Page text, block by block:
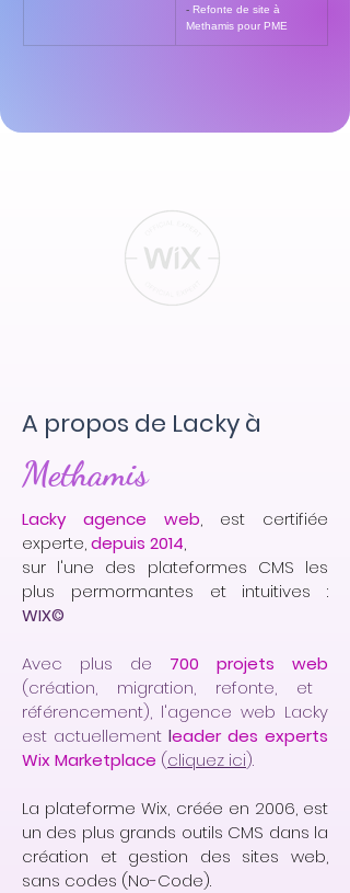
- Refonte de site à
Methamis pour PME
A propos de Lacky à
Methamis
Lacky agence web, est certifiée
experte,depuis 2014,
sur l'une des plateformes CMS les
plus permormantes et intuitives :
WIX©
Avec plus de
700 projets web
(création, migration, refonte, et
référencement), l'agence web Lacky
est actuellement leader des experts
Wix Marketplace (cliquez ici).
La plateforme Wix, créée en 2006, est
un des plus grands outils CMS dans la
création et gestion des sites web,
sans codes (No-Code).